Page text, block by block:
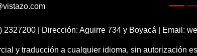
2327200 | Dirección: Aguirre 734 y Boyacá | Email:
y traducción a cualquier idioma, sin autorización